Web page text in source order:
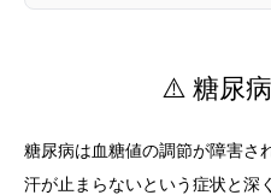
⚠️ 糖尿
糖尿病は血糖値の調節が障害さ
汗が止まらないという症状と深